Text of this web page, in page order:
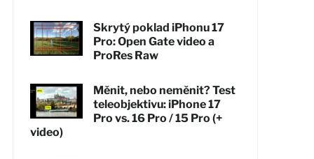
Skrytý poklad iPhonu 17
Pro: Open Gate video a
ProRes Raw
Měnit, nebo neměnit? Test
teleobjektivu: iPhone 17
Pro vs. 16 Pro / 15 Pro (+
video)